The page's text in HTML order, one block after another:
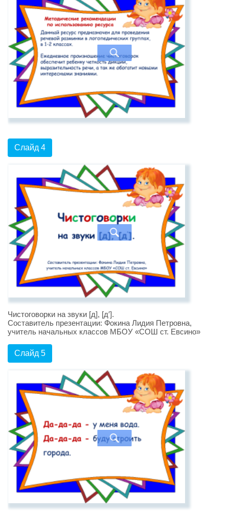
Слайд 4
Чистоговорки на звуки [д], [д′].
Составитель презентации: Фокина Лидия Петровна,
учитель начальных классов МБОУ «СОШ ст. Евсино»
Слайд 5